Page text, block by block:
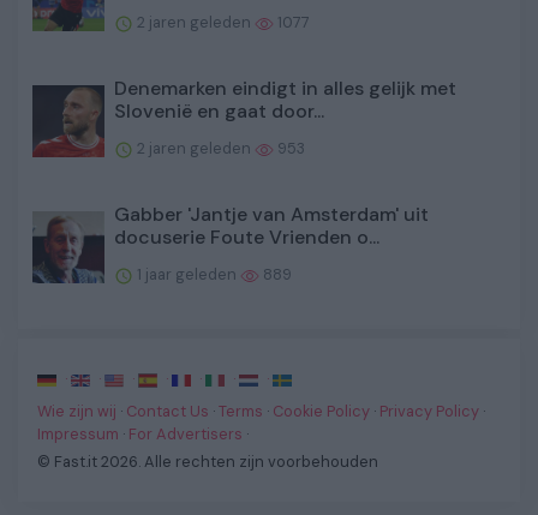
2 jaren geleden 1077
Denemarken eindigt in alles gelijk met
Slovenië en gaat door...
2 jaren geleden 953
Gabber 'Jantje van Amsterdam' uit
docuserie Foute Vrienden o...
1 jaar geleden 889
· · · · · ·
·
Wie zijn wij · Contact Us ·Terms · Cookie Policy · Privacy Policy ·
Impressum · For Advertisers ·
© Fast.it 2026. Alle rechten zijn voorbehouden